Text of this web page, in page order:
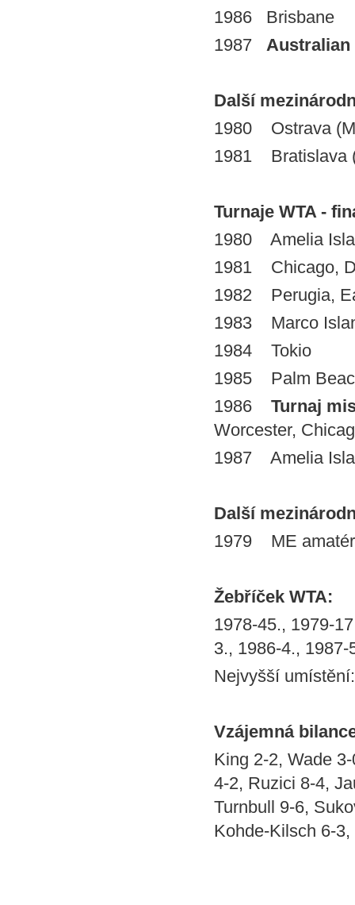
1986 Brisbane
1987 Australian
Další
1980 Ostrava
1981 Bratislava
Turnaje WTA -
1980 Amelia
1981 Chicago,
1982 Perugia,
1983 Marco
1984 Tokio
1985 Palm
1986 Turnaj
Worcester,
1987 Amelia
Další
1979 ME
Žebříček WTA:
1978-45., 1979-
3., 1986-4.,
Nejvyšší
Vzájemná
King 2-2, Wade
4-2, Ruzici 8-4,
Turnbull 9-6,
Kohde-Kilsch 6-